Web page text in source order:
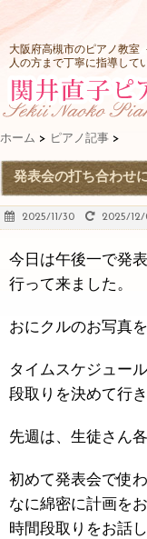
大阪府高槻市のピアノ教室
人の方まで丁寧に指導して
ホーム > ピアノ記事 >
発表会の打ち合わせ
2025/11/30 2025/12/
今日は午後一で発
行って来ました。
おにクルのお写真
タイムスケジュー
段取りを決めて行き
先週は、生徒さん
初めて発表会で使
なに綿密に計画を
時間段取りをお話